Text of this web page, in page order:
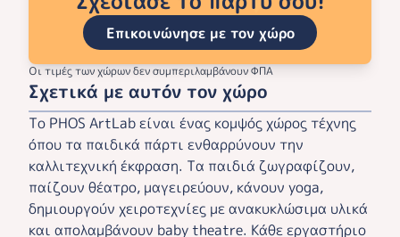
Επικοινώνησε με τον χώρο
Οι τιμές των χώρων δεν συμπεριλαμβάνουν ΦΠΑ
Σχετικά με αυτόν τον χώρο
Το PHOS ArtLab είναι ένας κομψός χώρος τέχνης
όπου τα παιδικά πάρτι ενθαρρύνουν την
καλλιτεχνική έκφραση. Τα παιδιά ζωγραφίζουν,
παίζουν θέατρο, μαγειρεύουν, κάνουν yoga,
δημιουργούν χειροτεχνίες με ανακυκλώσιμα υλικά
και απολαμβάνουν baby theatre. Κάθε εργαστήριο